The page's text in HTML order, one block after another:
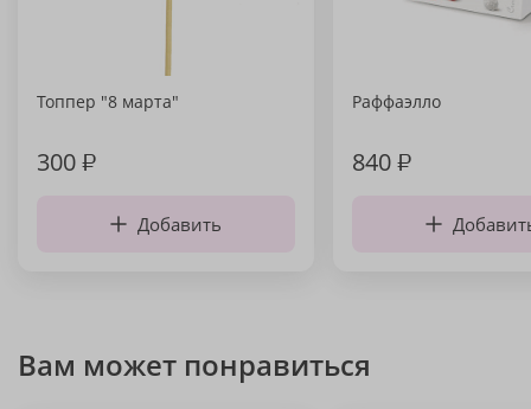
Топпер "8 марта"
300₽
Добавить
Раффаэлло
840₽
Вам может понравиться